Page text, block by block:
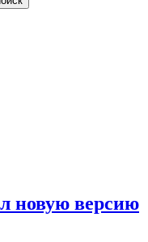
новую версию